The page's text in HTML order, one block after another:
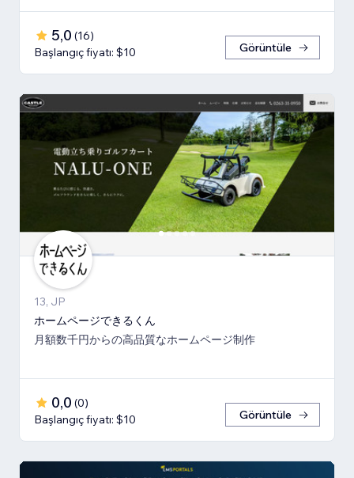
5,0 (16)
Başlangıç fiyatı: $10
Görüntüle
13, JP
ホームページできるくん
月額数千円からの高品質なホームページ制作
0,0 (0)
Başlangıç fiyatı: $10
Görüntüle